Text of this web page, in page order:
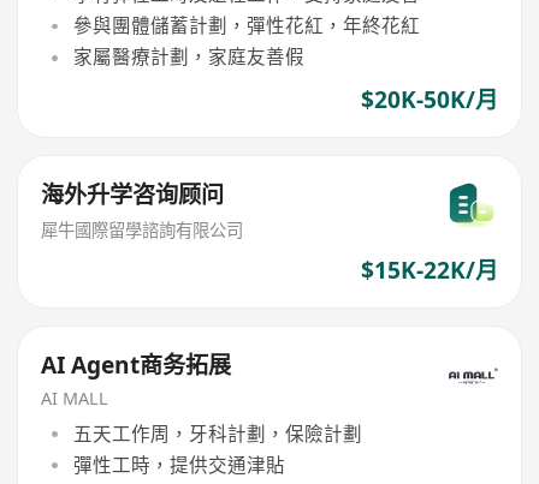
參與團體儲蓄計劃，彈性花紅，年終花紅
家屬醫療計劃，家庭友善假
$20K-50K/月
海外升学咨询顾问
犀牛國際留學諮詢有限公司
$15K-22K/月
AI Agent商务拓展
AI MALL
五天工作周，牙科計劃，保險計劃
彈性工時，提供交通津貼